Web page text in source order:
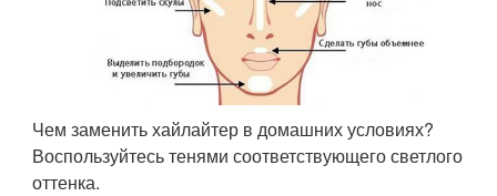
Чем заменить хайлайтер в домашних условиях?
Воспользуйтесь тенями соответствующего светлого
оттенка.